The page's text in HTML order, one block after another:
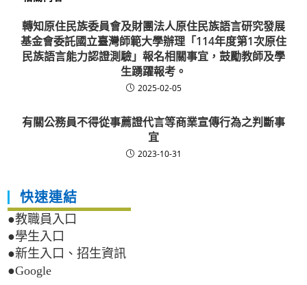
轉知原住民族委員會及財團法人原住民族語言研究發展
基金會委託國立臺灣師範大學辦理「114年度第1次原住
民族語言能力認證測驗」報名相關事宜，鼓勵教師及學
生踴躍報考。
2025-02-05
有關公務員不得從事薦證代言等商業宣傳行為之判斷事
宜
2023-10-31
快速連結
●教職員入口
●學生入口
●新生入口、招生資訊
●Google